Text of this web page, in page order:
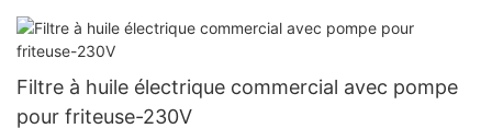
Filtre à huile électrique commercial avec pompe
pour friteuse-230V